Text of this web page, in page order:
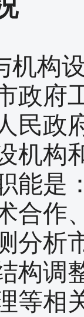
机构
政府
民政
机构
能是
合作
分析
构调
等相